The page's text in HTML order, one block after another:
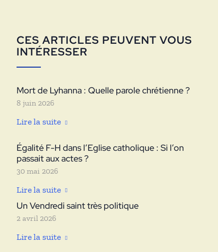
CES ARTICLES PEUVENT VOUS
INTÉRESSER
Mort de Lyhanna : Quelle parole chrétienne ?
8 juin 2026
Lire la suite
Égalité F-H dans l’Eglise catholique : Si l’on
passait aux actes ?
30 mai 2026
Lire la suite
Un Vendredi saint très politique
2 avril 2026
Lire la suite